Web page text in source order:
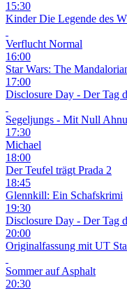
15:30
Kinder Die Legende des
Verflucht Normal
16:00
Star Wars: The
17:00
Disclosure Day - Der Tag
Segeljungs - Mit Null
17:30
Michael
18:00
Der Teufel trägt Prada 2
18:45
Glennkill: Ein Schafskrimi
19:30
Disclosure Day - Der Tag
20:00
Originalfassung mit UT
Sommer auf Asphalt
20:30